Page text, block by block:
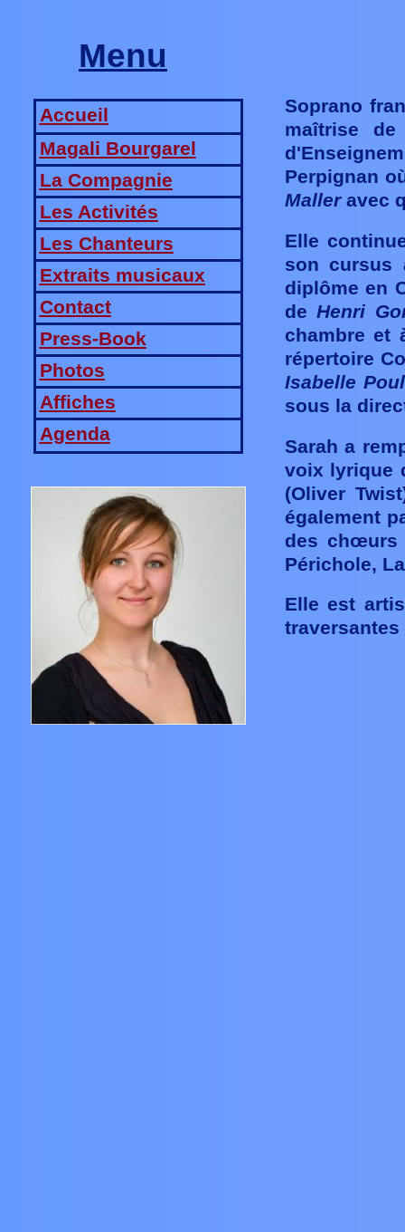
Soprano
maîtrise
Perpignan
Maller avec
Elle
son cursus
diplôme en
deHenri
chambre et
répertoire
Isabelle
sous la
Sarah a
voix lyrique
(Oliver
également
des chœurs
Périchole,
Elle est
Menu
Accueil
Magali Bourgarel
La Compagnie
Les Activités
Les Chanteurs
Extraits musicaux
Contact
Press-Book
Photos
Affiches
Agenda